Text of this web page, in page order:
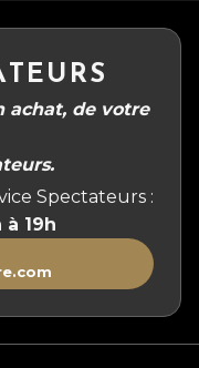
achat, de votre
Spectateurs :
19h